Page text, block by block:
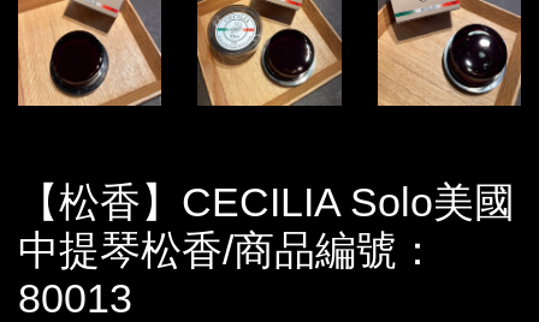
【松香】CECILIA Solo美國
中提琴松香/商品編號：
80013